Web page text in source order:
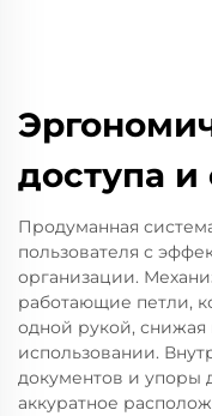
доступа и
Продуманная
пользователя с
организации.
работающие петли,
одной рукой, снижая
использовании.
документов и упоры
аккуратное